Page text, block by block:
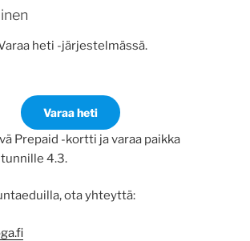
heti -järjestelmässä.
Varaa heti
Prepaid -kortti ja varaa paikka
4.3.
ota yhteyttä: